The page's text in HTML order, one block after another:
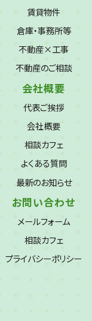
賃貸物件
倉庫・事務所等
不動産×工事
不動産のご相談
会社概要
代表ご挨拶
会社概要
相談カフェ
よくある質問
最新のお知らせ
お問い合わせ
メールフォーム
相談カフェ
プライバシーポリシー